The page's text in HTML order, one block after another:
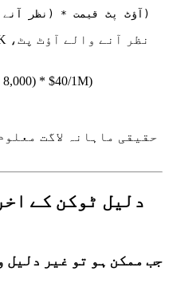
* $40/1M)
حقیقی ماہانہ لاگت
دلیل ٹوکن کے
1. جب ممکن ہو تو غیر